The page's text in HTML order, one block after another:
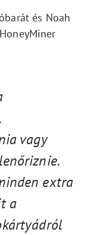
és Noah
vagy
extra
a